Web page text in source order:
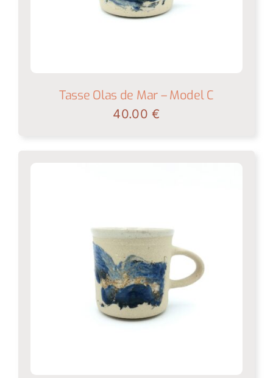
Tasse Olas de Mar – Model C
40.00€